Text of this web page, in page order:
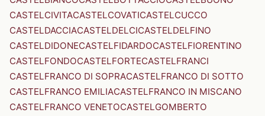
CASTELCIVITACASTELCOVATICASTELCUCCO
CASTELDACCIACASTELDELCICASTELDELFINO
CASTELDIDONECASTELFIDARDOCASTELFIORENTINO
CASTELFONDOCASTELFORTECASTELFRANCI
CASTELFRANCO DI SOPRACASTELFRANCO DI SOTTO
CASTELFRANCO EMILIACASTELFRANCO IN MISCANO
CASTELFRANCO VENETOCASTELGOMBERTO